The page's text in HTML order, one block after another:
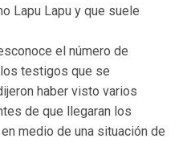
Lapu Lapu y que suele
el número de
testigos que se
haber visto varios
de que llegaran los
medio de una situación de